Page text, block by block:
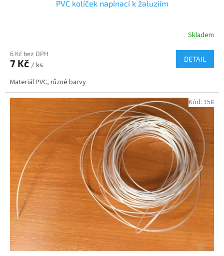
PVC kolíček napínací k žaluziím
Skladem
6 Kč bez DPH
7 Kč / ks
DETAIL
Materiál PVC, různé barvy
Kód: 158